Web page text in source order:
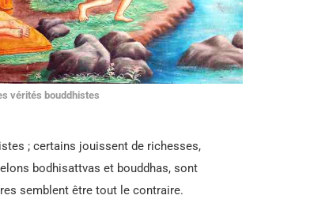
vérités bouddhistes
; certains jouissent de richesses,
bodhisattvas et bouddhas, sont
semblent être tout le contraire.